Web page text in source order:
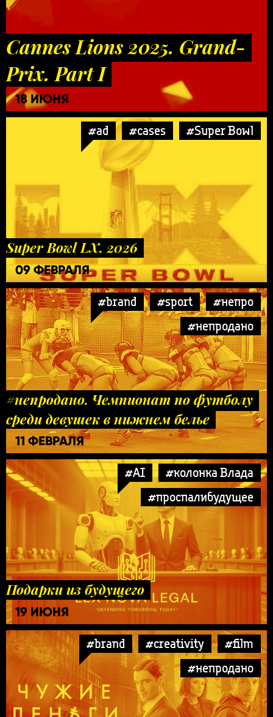
Cannes Lions 2025. Grand-
Prix. Part I
18 ИЮНЯ
#ad #cases #Super Bowl
Super Bowl LX. 2026
09 ФЕВРАЛЯ
#brand #sport
#непро
#непродано
#непродано. Чемпионат по футболу
среди девушек в нижнем белье
11 ФЕВРАЛЯ
#AI
#колонка Влада
#проспалибудущее
Подарки из будущего
19 ИЮНЯ
#brand #creativity
#film
#непродано